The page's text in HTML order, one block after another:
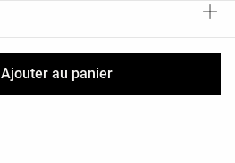
Ajouter au panier